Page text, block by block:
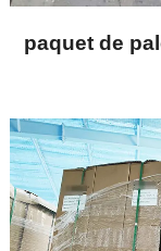
paquet de